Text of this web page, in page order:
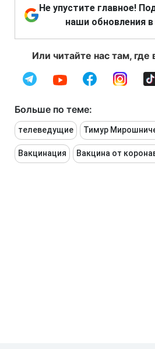
Не упустите главное!
наши обновления в
Или читайте нас там, где
Больше по теме:
телеведущие Тимур
Вакцинация Вакцина от